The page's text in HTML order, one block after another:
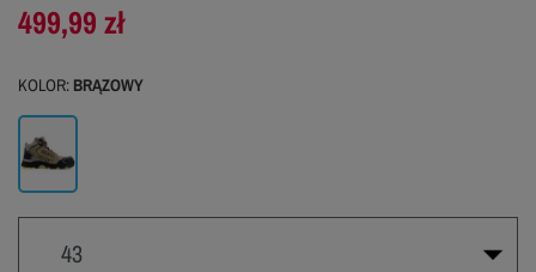
499,99 zł
KOLOR: BRĄZOWY
Brązowy
43